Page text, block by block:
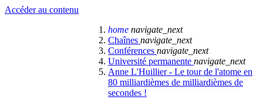
Accéder au contenu
home navigate_next
Chaînes navigate_next
Conférences navigate_next
Université permanente navigate_next
Anne L'Huillier - Le tour de l'atome en
80 milliardièmes de milliardièmes de
secondes !